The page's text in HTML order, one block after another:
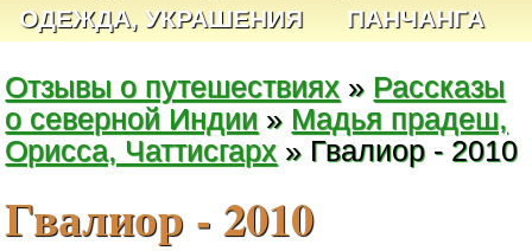
ОДЕЖДА, УКРАШЕНИЯ
ПАНЧАНГА
Отзывы о путешествиях » Рассказы
о северной Индии » Мадья прадеш,
Орисса, Чаттисгарх » Гвалиор - 2010
Гвалиор - 2010